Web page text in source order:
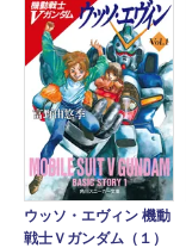
ウッソ・エヴィン 機動
戦士Ｖガンダム（１）